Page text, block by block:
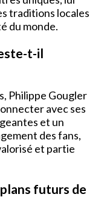
traditions locales
du monde.
t-il
Philippe Gougler
avec ses
et un
des fans,
et partie
futurs de